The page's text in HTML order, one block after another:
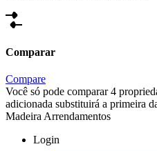
Comparar
Compare
Você só pode comparar 4
adicionada substituirá a primeira
Madeira Arrendamentos
Login